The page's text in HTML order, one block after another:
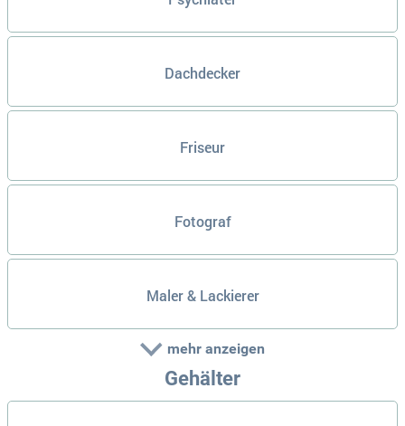
Dachdecker
Friseur
Fotograf
Maler & Lackierer
mehr anzeigen
Gehälter